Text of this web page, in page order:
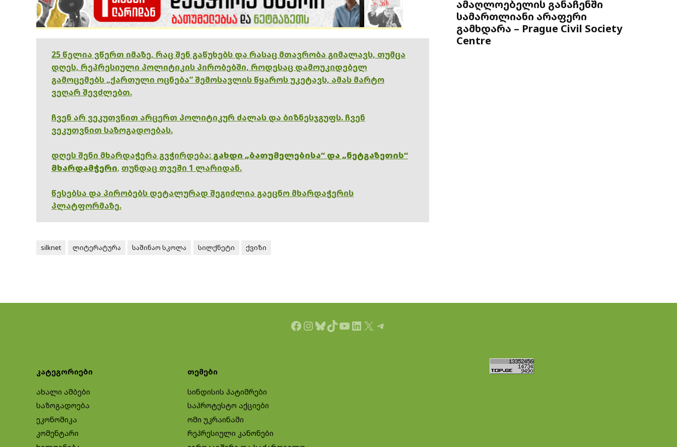
25 წელია ვწერთ იმაზე, რაც შენ გაწუხებს და რასაც მთავრობა გიმალავს, თუმცა
დღეს, რეპრესიული პოლიტიკის პირობებში, როდესაც დამოუკიდებელ
გამოცემებს „ქართული ოცნება“ შემოსავლის წყაროს უკეტავს, ამას მარტო
ვეღარ შევძლებთ.
ჩვენ არ ვეკუთვნით არცერთ პოლიტიკურ ძალას და ბიზნესჯგუფს. ჩვენ
ვეკუთვნით საზოგადოებას.
დღეს შენი მხარდაჭერა გვჭირდება: გახდი „ბათუმელებისა“ და „ნეტგაზეთის“
მხარდამჭერი, თუნდაც თვეში 1 ლარიდან.
წესებსა და პირობებს დეტალურად შეგიძლია გაეცნო მხარდაჭერის
პლატფორმაზე.
silknet ლიტერატურა საშინაო სკოლა სილქნეტი ქვიზი
ამაღლოებელის განაჩენში
სამართლიანი არაფერი
გამხდარა – Prague Civil Society
Centre
Facebook
Instagram
Bluesky
TikTok
YouTube
LinkedIn
X Telegram
კატეგორიები
ახალი ამბები
საზოგადოება
ეკონომიკა
კომენტარი
თემები
სინდისის პატიმრები
საპროტესტო აქციები
ომი უკრაინაში
რეპრესიული კანონები